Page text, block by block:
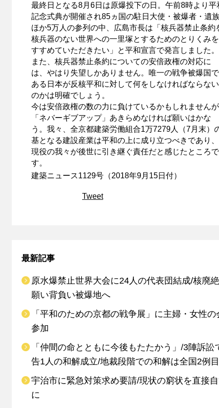
最終日となる8月6日は原爆投下の日。午前8時より平
記念式典が開催され85ヵ国の駐日大使・被爆者・遺
ほか5万人の参列の中、広島市長は「核兵器禁止条約
核兵器のない世界への一里塚とするためのとりくみを
すすめていただきたい」と平和宣言で発言しました。
また、核兵器禁止条約についての安倍政権の対応に
は、やはり失望しかありません。唯一の戦争被爆国で
ある日本が反核平和に対して何をしなければならない
のかは明確でしょう。
今は安倍政権の数の力に負けているかもしれませんが
「ネバーギブアップ」あきらめなければ願いはかな
う。我々、全京都建築労働組合1万7279人（7月末）
基となる建設産業は平和の上に成り立つべきであり、
現役の我々が後世に引き継ぐ責任だと感じたところで
す。
建築ニュース1129号（2018年9月15日付）
Tweet
最新記事
原水爆禁止世界大会に24人の代表団結成/核廃
願い背負い被爆地へ
「平和のための京都の戦争展」に主婦・女性の
参加
「仲間の命とともに今後もたたかう」/3陣訴訟
告1人の和解成立/地裁段階での和解は全国2例目
宇治市に緊急対策求め要請/現状の窮状を直接
に